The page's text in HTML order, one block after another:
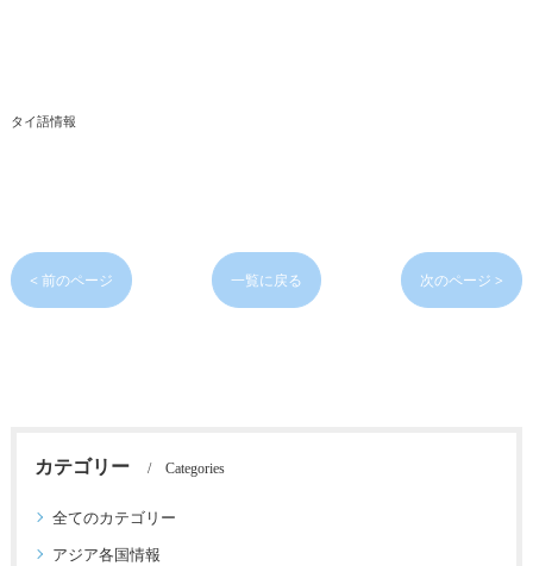
タイ語情報
< 前のページ 一覧に戻る 次のページ >
カテゴリー Categories
全てのカテゴリー
アジア各国情報